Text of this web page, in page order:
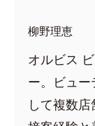
柳野理恵
オルビス
ー。ビュー
して複数